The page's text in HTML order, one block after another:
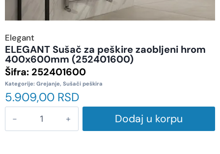
Elegant
ELEGANT Sušač za peškire zaobljeni hrom
400x600mm (252401600)
Šifra: 252401600
Kategorije: Grejanje, Sušači peškira
5.909,00 RSD
Dodaj u korpu